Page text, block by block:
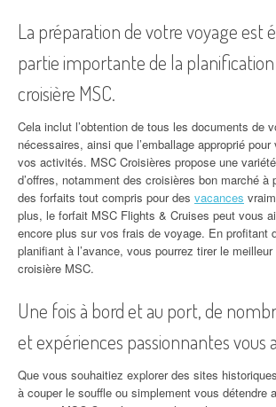
La préparation de votre voyage est
partie importante de la
croisière MSC.
Cela inclut l’obtention de tous les documents de
nécessaires, ainsi que l’emballage approprié
vos activités. MSC Croisières propose une
d’offres, notamment des croisières bon marché à
des forfaits tout compris pour des vacances
plus, le forfait MSC Flights & Cruises peut vous
encore plus sur vos frais de voyage. En profitant
planifiant à l’avance, vous pourrez tirer le
croisière MSC.
Une fois à bord et au port, de
et expériences passionnantes vous
Que vous souhaitiez explorer des sites
à couper le souffle ou simplement vous détendre